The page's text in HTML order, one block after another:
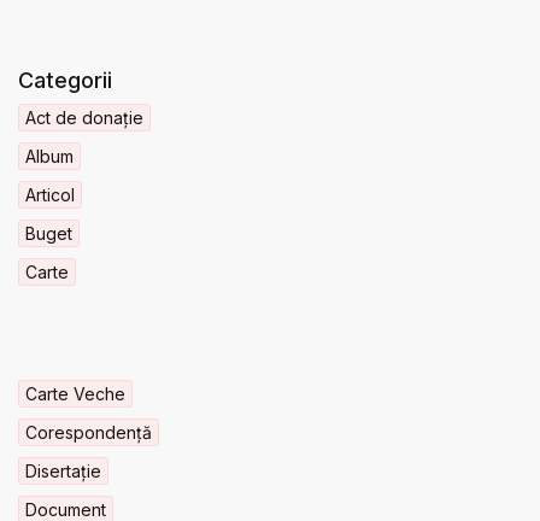
Categorii
Act de donație
Album
Articol
Buget
Carte
Carte Veche
Corespondență
Disertație
Document